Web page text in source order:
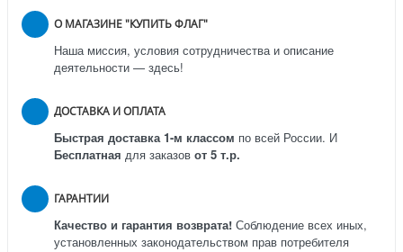
О МАГАЗИНЕ "КУПИТЬ ФЛАГ"
Наша миссия, условия сотрудничества и описание
деятельности — здесь!
ДОСТАВКА И ОПЛАТА
Быстрая доставка 1-м классом по всей России. И
Бесплатная для заказов от 5 т.р.
ГАРАНТИИ
Качество и гарантия возврата! Соблюдение всех иных,
установленных законодательством прав потребителя